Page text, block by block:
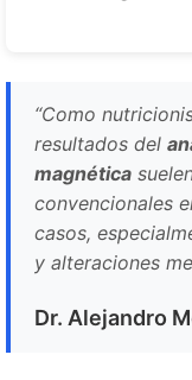
“Como
resultados del
magnética
convencionales
casos,
y alteraciones
Dr. Alejandro